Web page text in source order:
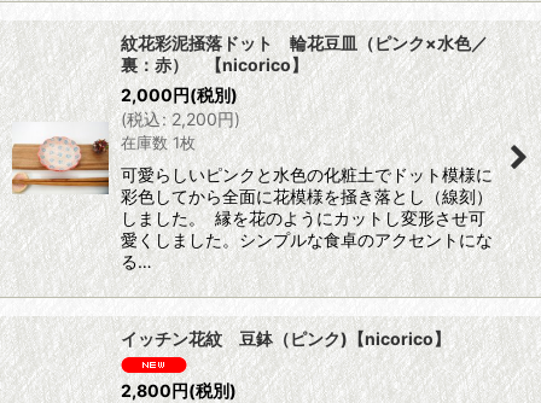
紋花彩泥掻落ドット 輪花豆皿（ピンク×水色／
裏：赤） 【nicorico】
2,000円(税別)
(税込: 2,200円)
在庫数 1枚
可愛らしいピンクと水色の化粧土でドット模様に
彩色してから全面に花模様を掻き落とし（線刻）
しました。 縁を花のようにカットし変形させ可
愛くしました。シンプルな食卓のアクセントにな
る…
イッチン花紋 豆鉢（ピンク)【nicorico】
2,800円(税別)